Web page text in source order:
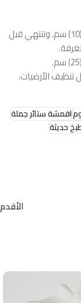
أن تكون معلّقة من أسفل كورنيش السقف بمقدار (10) سم، وتنتهي قبل
اقمشة ستائر جملة
حديثة
الأقدم